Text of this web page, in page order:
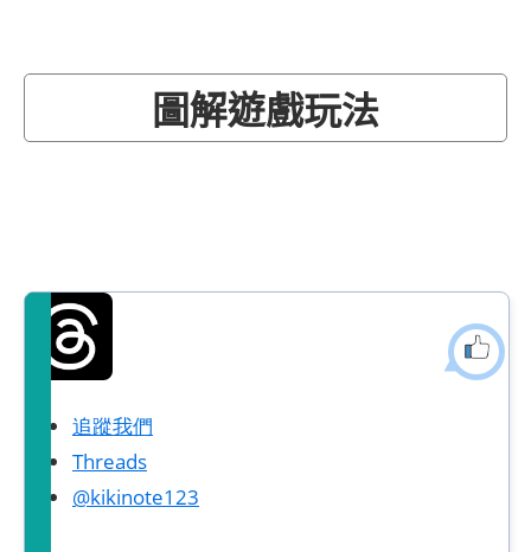
圖解遊戲玩法
追蹤我們
Threads
@kikinote123